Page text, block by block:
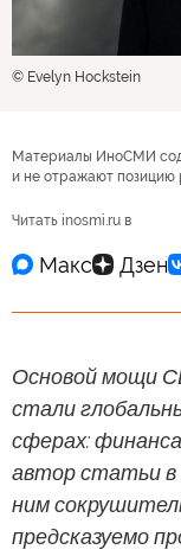
© Evelyn Hockstein
Материалы ИноСМИ
и не отражают
Читать inosmi.ru в
Основой мощи
стали
сферах:
автор статьи в
ним
предсказуемо